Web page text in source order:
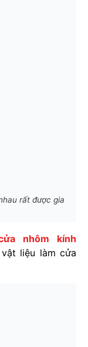
rất được gia
nhôm kính
liệu làm cửa